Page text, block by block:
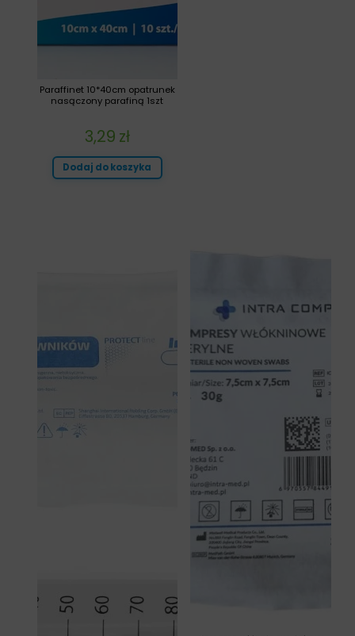
Paraffinet 10*40cm opatrunek
nasączony parafiną 1szt
3,29 zł
Dodaj do koszyka